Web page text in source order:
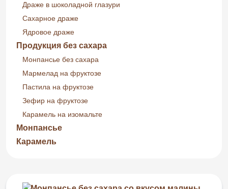
Драже в шоколадной глазури
Сахарное драже
Ядровое драже
Продукция без сахара
Монпансье без сахара
Мармелад на фруктозе
Пастила на фруктозе
Зефир на фруктозе
Карамель на изомальте
Монпансье
Карамель